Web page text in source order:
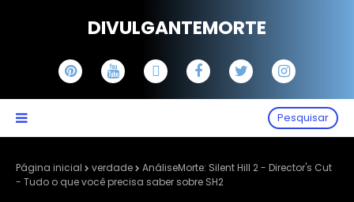
DIVULGANTEMORTE
Pesquisar
Página inicial verdade
AnáliseMorte: Silent Hill 2 - Director's Cut
- Tudo o que você precisa saber sobre SH2